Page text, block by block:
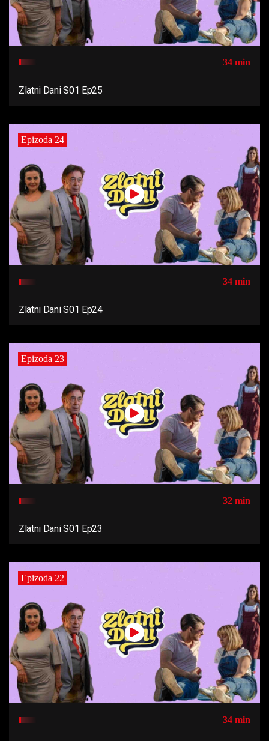
34 min
Zlatni Dani S01 Ep25
Epizoda 24
34 min
Zlatni Dani S01 Ep24
Epizoda 23
32 min
Zlatni Dani S01 Ep23
Epizoda 22
34 min